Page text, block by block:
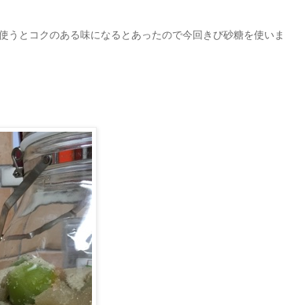
うとコクのある味になるとあったので今回きび砂糖を使いま